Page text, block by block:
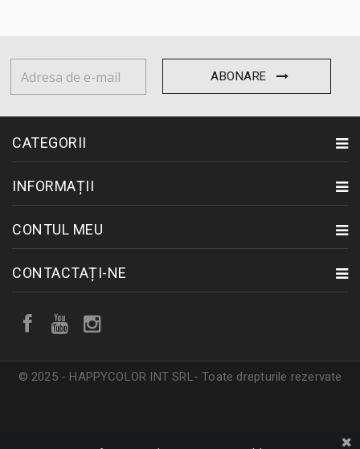
ABONARE
CATEGORII
INFORMAȚII
CONTUL MEU
CONTACTAȚI-NE
© 2025 - HAPPYCOLOR INT SRL- Toate drepturile rezervate